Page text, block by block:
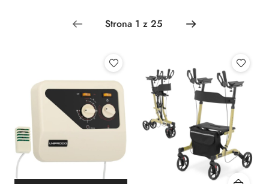
sortowanie: